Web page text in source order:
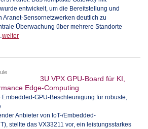
entwickelt, um die Bereitstellung und
Aranet-Sensornetzwerken deutlich zu
Überwachung über mehrere Standorte
weiter
3U VPX GPU-Board für KI,
Edge-Computing
Embedded-GPU-Beschleunigung für robuste,
Anbieter von IoT-/Embedded-
stellte das VX33211 vor, ein leistungsstarkes